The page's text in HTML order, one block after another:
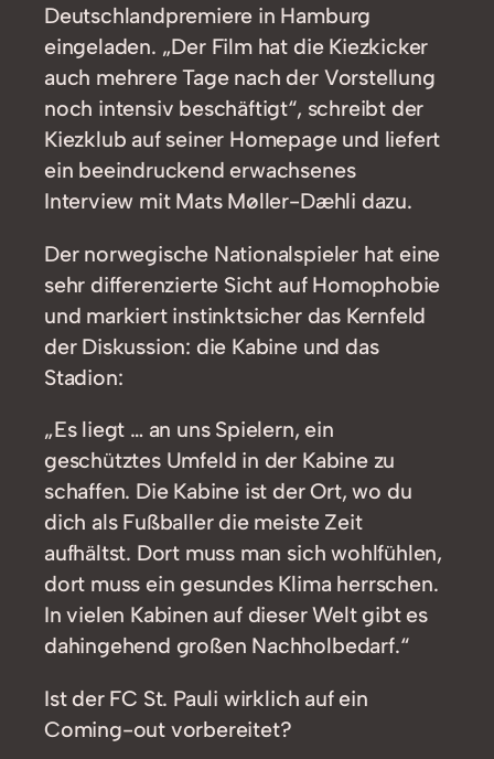
Deutschlandpremiere in Hamburg
eingeladen. „Der Film hat die Kiezkicker
auch mehrere Tage nach der Vorstellung
noch intensiv beschäftigt“, schreibt der
Kiezklub auf seiner Homepage und liefert
ein beeindruckend erwachsenes
Interview mit Mats Møller-Dæhli dazu.
Der norwegische Nationalspieler hat eine
sehr differenzierte Sicht auf Homophobie
und markiert instinktsicher das Kernfeld
der Diskussion: die Kabine und das
Stadion:
„Es liegt … an uns Spielern, ein
geschütztes Umfeld in der Kabine zu
schaffen. Die Kabine ist der Ort, wo du
dich als Fußballer die meiste Zeit
aufhältst. Dort muss man sich wohlfühlen,
dort muss ein gesundes Klima herrschen.
In vielen Kabinen auf dieser Welt gibt es
dahingehend großen Nachholbedarf.“
Ist der FC St. Pauli wirklich auf ein
Coming-out vorbereitet?